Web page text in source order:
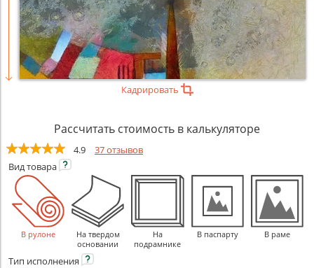
Кадрировать
Рассчитать стоимость в калькуляторе
4.9
37 отзывов
Видтовара
В рулоне
На твердом
основании
На
подрамнике
В паспарту В раме
Тип исполнения